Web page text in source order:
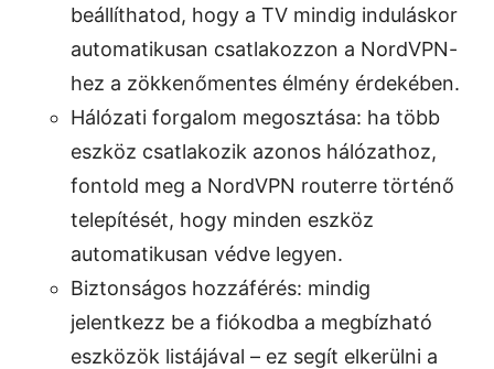
beállíthatod, hogy a TV mindig induláskor
automatikusan csatlakozzon a NordVPN-
hez a zökkenőmentes élmény érdekében.
Hálózati forgalom megosztása: ha több
eszköz csatlakozik azonos hálózathoz,
fontold meg a NordVPN routerre történő
telepítését, hogy minden eszköz
automatikusan védve legyen.
Biztonságos hozzáférés: mindig
jelentkezz be a fiókodba a megbízható
eszközök listájával – ez segít elkerülni a